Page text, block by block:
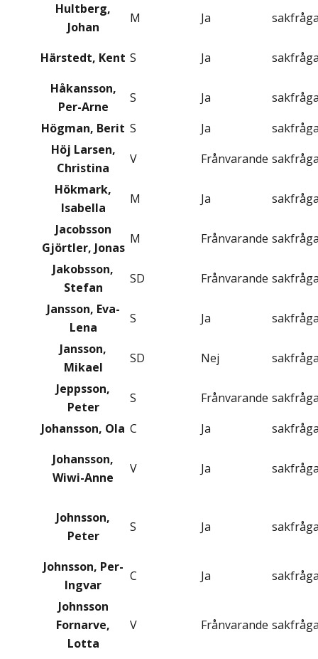
Hultberg,
Johan
M Ja
Härstedt, Kent S Ja
Håkansson,
Per-Arne
S Ja
Högman, Berit S Ja
Höj Larsen,
Christina
V Frånvarande
Hökmark,
Isabella
M Ja
Jacobsson
Gjörtler, Jonas
M Frånvarande
Jakobsson,
Stefan
SD Frånvarande
Jansson, Eva-
Lena
S Ja
Jansson,
Mikael
SD Nej
Jeppsson,
Peter
S Frånvarande
Johansson, Ola C Ja
Johansson,
Wiwi-Anne
V Ja
Johnsson,
Peter
S Ja
Johnsson, Per-
Ingvar
C Ja
Johnsson
Fornarve,
Lotta
V Frånvarande